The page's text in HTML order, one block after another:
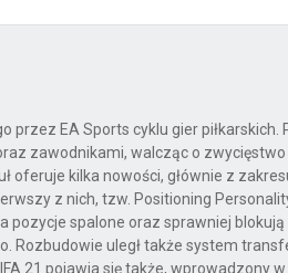
przez EA Sports cyklu gier
zawodnikami, walcząc o
oferuje kilka nowości, głównie z
z nich, tzw. Positioning
pozycje spalone oraz sprawniej
Rozbudowie uległ także system
21 pojawia się także, wprowadzony